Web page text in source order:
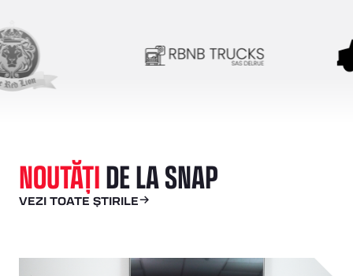
NOUTĂȚIDE LA SNAP
VEZI TOATE ȘTIRILE
De la greutăți la putere: Cum îi ajută Darren Wright pe